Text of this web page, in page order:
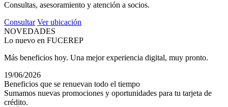
Consultas, asesoramiento y atención a socios.
Consultar Ver ubicación
NOVEDADES
Lo nuevo en FUCEREP
Más beneficios hoy. Una mejor experiencia digital, muy pronto.
19/06/2026
Beneficios que se renuevan todo el tiempo
Sumamos nuevas promociones y oportunidades para tu tarjeta de
crédito.